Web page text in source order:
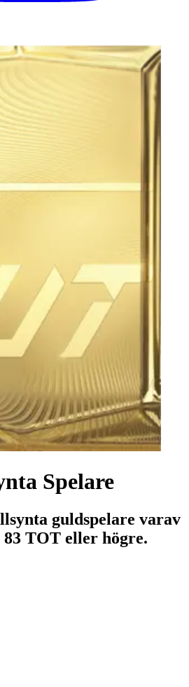
Spelare
guldspelare varav
TOT eller högre.